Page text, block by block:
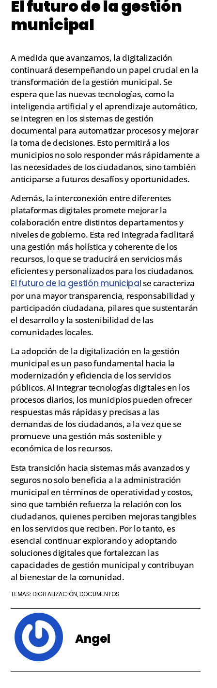
El futuro de la gestión
municipal
A medida que avanzamos, la digitalización
continuará desempeñando un papel crucial en la
transformación de la gestión municipal. Se
espera que las nuevas tecnologías, como la
inteligencia artificial y el aprendizaje automático,
se integren en los sistemas de gestión
documental para automatizar procesos y mejorar
la toma de decisiones. Esto permitirá a los
municipios no solo responder más rápidamente a
las necesidades de los ciudadanos, sino también
anticiparse a futuros desafíos y oportunidades.
Además, la interconexión entre diferentes
plataformas digitales promete mejorar la
colaboración entre distintos departamentos y
niveles de gobierno. Esta red integrada facilitará
una gestión más holística y coherente de los
recursos, lo que se traducirá en servicios más
eficientes y personalizados para los ciudadanos.
El futuro de la gestión municipalse caracteriza
por una mayor transparencia, responsabilidad y
participación ciudadana, pilares que sustentarán
el desarrollo y la sostenibilidad de las
comunidades locales.
La adopción de la digitalización en la gestión
municipal es un paso fundamental hacia la
modernización y eficiencia de los servicios
públicos. Al integrar tecnologías digitales en los
procesos diarios, los municipios pueden ofrecer
respuestas más rápidas y precisas a las
demandas de los ciudadanos, a la vez que se
promueve una gestión más sostenible y
económica de los recursos.
Esta transición hacia sistemas más avanzados y
seguros no solo beneficia a la administración
municipal en términos de operatividad y costos,
sino que también refuerza la relación con los
ciudadanos, quienes perciben mejoras tangibles
en los servicios que reciben. Por lo tanto, es
esencial continuar explorando y adoptando
soluciones digitales que fortalezcan las
capacidades de gestión municipal y contribuyan
al bienestar de la comunidad.
TEMAS: DIGITALIZACIÓN, DOCUMENTOS
Angel